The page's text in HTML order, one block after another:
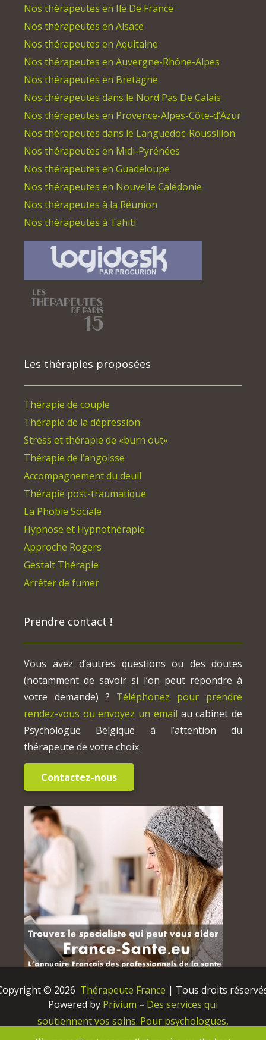
Nos thérapeutes en Ile De France
Nos thérapeutes en Alsace
Nos thérapeutes en Aquitaine
Nos thérapeutes en Auvergne-Rhône-Alpes
Nos thérapeutes en Bretagne
Nos thérapeutes dans le Nord Pas De Calais
Nos thérapeutes en Provence-Alpes-Côte-d’Azur
Nos thérapeutes dans le Languedoc-Roussillon
Nos thérapeutes en Midi-Pyrénées
Nos thérapeutes en Guadeloupe
Nos thérapeutes en Nouvelle Calédonie
Nos thérapeutes à la Réunion
Nos thérapeutes à Tahiti
Les thérapies proposées
Thérapie de couple
Thérapie de la dépression
Stress et thérapie de «burn out»
Thérapie de l’angoisse
Accompagnement du deuil
Thérapie post-traumatique
La Phobie Sociale
Hypnose et Hypnothérapie
Approche Rogers
Gestalt Thérapie
Arrêter de fumer
Prendre contact !
Vous avez d’autres questions ou des doutes
(notamment de savoir si l’on peut répondre à
votre demande) ? Téléphonez pour prendre
rendez-vous ou envoyez un email au cabinet de
Psychologue Belgique à l’attention du
thérapeute de votre choix.
Contactez-nous
© 2026 Thérapeute France | Tous droits
Powered by Privium – Des services qui
soutiennent vos soins. Pour psychologues,